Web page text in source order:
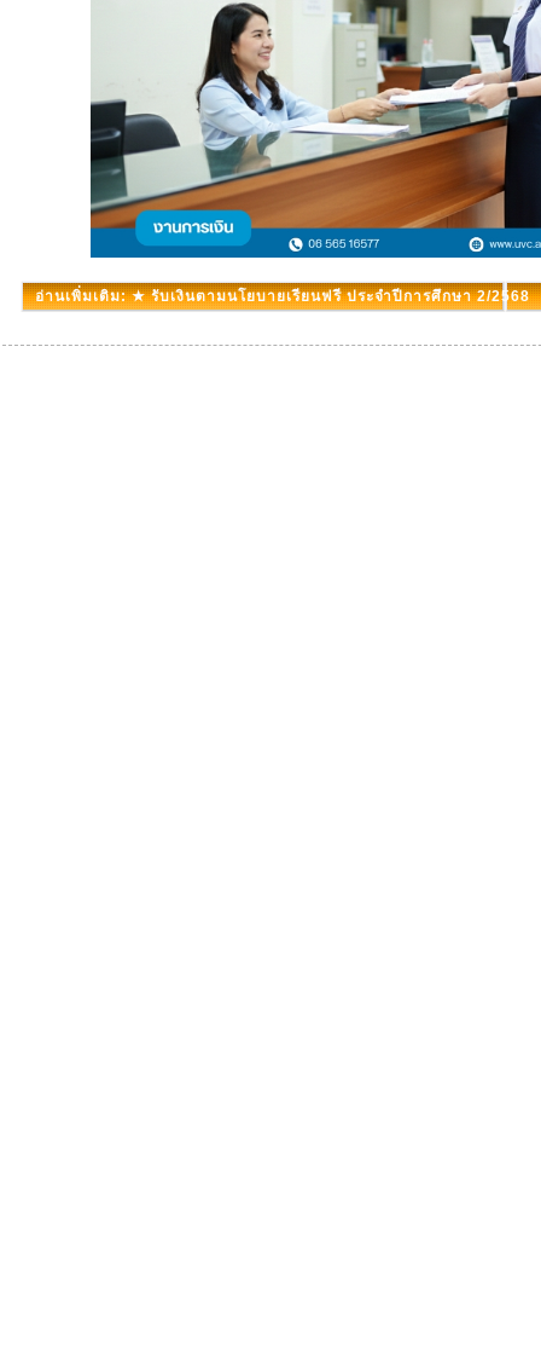
อ่านเพิ่มเติม: ★ รับเงินตามนโยบายเรียนฟรี ประจำปีการศึกษา 2/2568